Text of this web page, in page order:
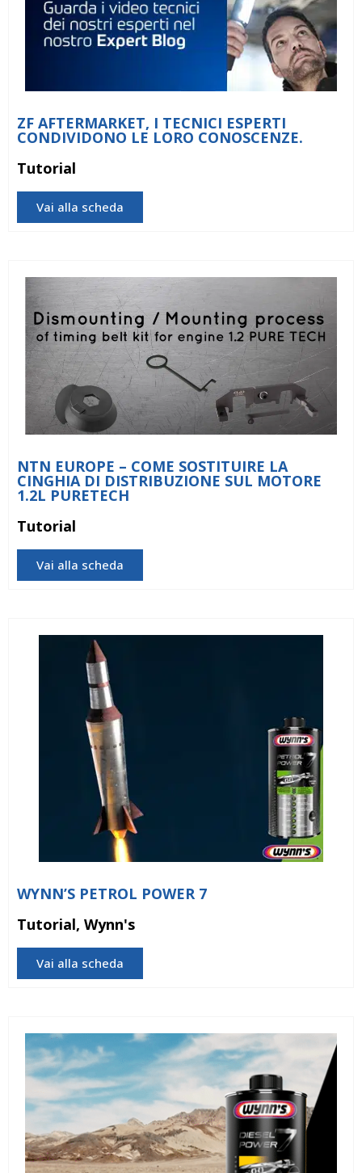
ZF AFTERMARKET, I TECNICI ESPERTI
CONDIVIDONO LE LORO CONOSCENZE.
Tutorial
Vai alla scheda
NTN EUROPE – COME SOSTITUIRE LA
CINGHIA DI DISTRIBUZIONE SUL MOTORE
1.2L PURETECH
Tutorial
Vai alla scheda
WYNN’S PETROL POWER 7
Tutorial, Wynn's
Vai alla scheda